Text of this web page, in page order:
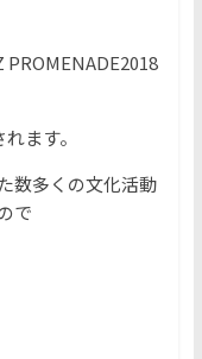
ます。
数多くの文化活動
で